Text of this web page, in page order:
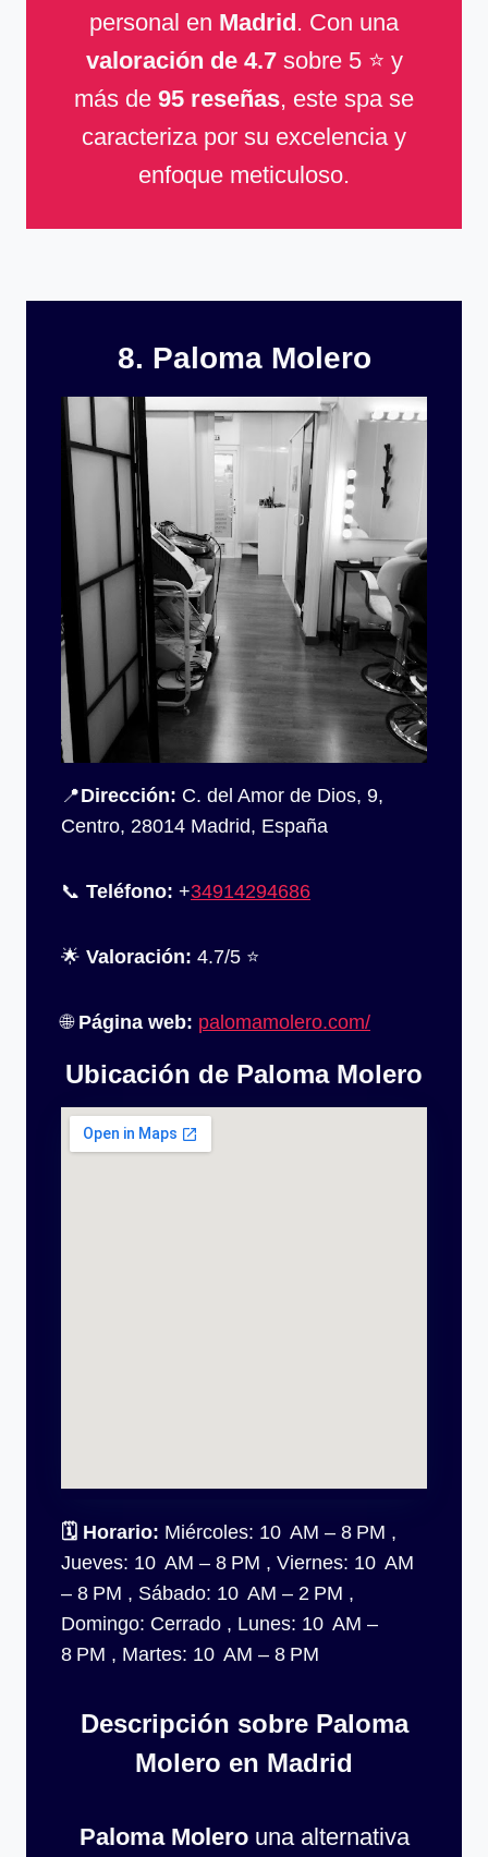
personal en Madrid. Con una
valoración de 4.7sobre 5 ⭐ y
más de 95 reseñas, este spa se
caracteriza por su excelencia y
enfoque meticuloso.
8. Paloma Molero
📍Dirección: C. del Amor de Dios, 9,
Centro, 28014 Madrid, España
📞 Teléfono: +34914294686
🌟 Valoración: 4.7/5 ⭐
🌐 Página web: palomamolero.com/
Ubicación de Paloma Molero
🗓 Horario: Miércoles: 10 AM – 8 PM ,
Jueves: 10 AM – 8 PM , Viernes: 10 AM
– 8 PM , Sábado: 10 AM – 2 PM ,
Domingo: Cerrado , Lunes: 10 AM –
8 PM , Martes: 10 AM – 8 PM
Descripción sobre Paloma
Molero en Madrid
Paloma Molerouna alternativa